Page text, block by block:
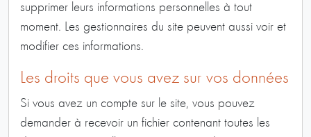
supprimer leurs informations personnelles à tout
moment. Les gestionnaires du site peuvent aussi voir et
modifier ces informations.
Les droits que vous avez sur vos données
Si vous avez un compte sur le site, vous pouvez
demander à recevoir un fichier contenant toutes les